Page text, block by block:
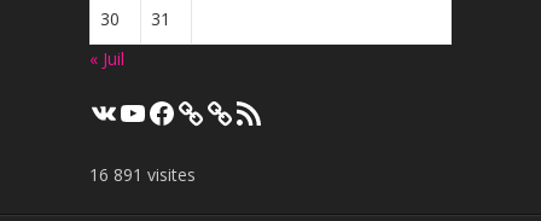
30
31
« Juil
VK YouTube
Facebook Flux
RSS
16 891 visites